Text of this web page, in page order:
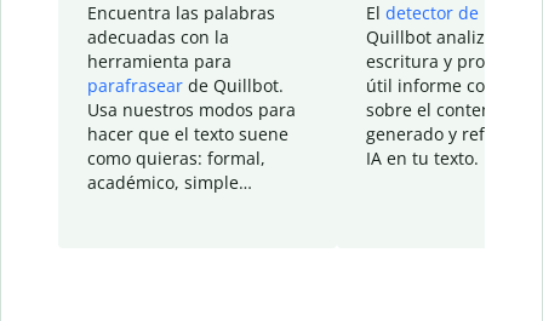
Encuentra las palabras
adecuadas con la
herramienta para
parafrasear de Quillbot.
Usa nuestros modos para
hacer que el texto suene
como quieras: formal,
académico, simple…
El detector de IA
Quillbot analiza tu
escritura y
útil informe con
sobre el contenido
generado y refinado
IA en tu texto.